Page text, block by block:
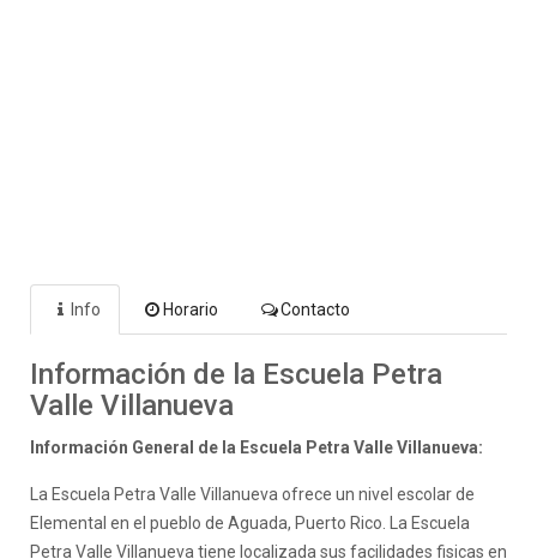
Info Horario Contacto
Información de la Escuela Petra
Valle Villanueva
Información General de la Escuela Petra Valle Villanueva:
La Escuela Petra Valle Villanueva ofrece un nivel escolar de
Elemental en el pueblo de Aguada, Puerto Rico. La Escuela
Petra Valle Villanueva tiene localizada sus facilidades fisicas en